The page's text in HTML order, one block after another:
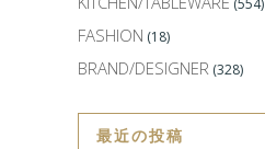
(554)
FASHION (18)
BRAND/DESIGNER (328)
最近の投稿